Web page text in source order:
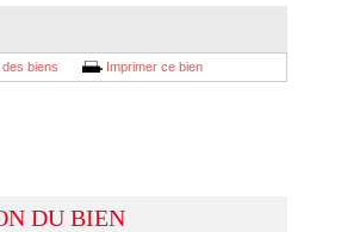
biens Imprimer ce bien
DU BIEN